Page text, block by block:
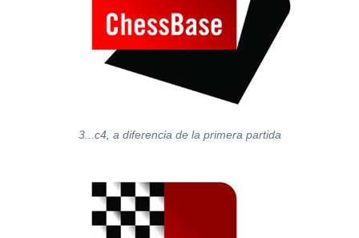
3...c4, a diferencia de la primera partida